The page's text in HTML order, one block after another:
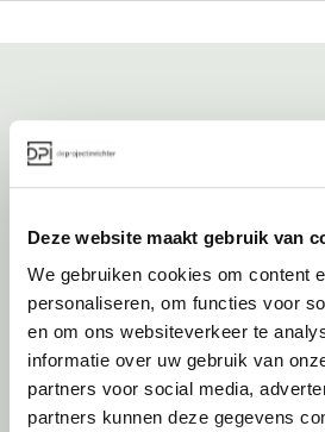
Deze website maakt gebruik van
We gebruiken cookies om content
personaliseren, om functies voor
en om ons websiteverkeer te
informatie over uw gebruik van
partners voor social media,
partners kunnen deze gegevens
Over deprojectinrichter
Als grootste onafhankelijke
passie en enthousiasme in om juist dat
realiseren: de allerbeste werkomgeving.
met het oog op nu; dankzij ons
kijken we ook naar de toekomst. Naar
tweede leven kunnen geven,
keer actief te kijken naar de duurzaamste
Belangrijke categorieën